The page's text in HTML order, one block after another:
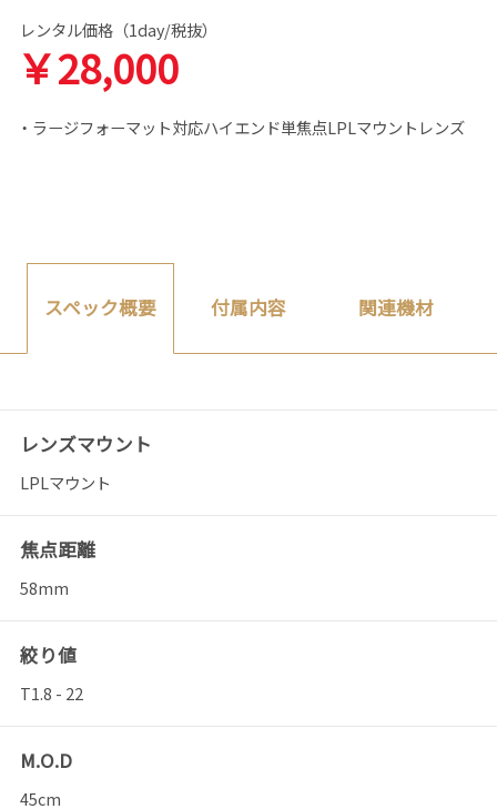
レンタル価格（1day/税抜）
￥28,000
・ラージフォーマット対応ハイエンド単焦点LPLマウントレンズ
スペック概要 付属内容 関連機材
レンズマウント
LPLマウント
焦点距離
58mm
絞り値
T1.8 - 22
M.O.D
45cm